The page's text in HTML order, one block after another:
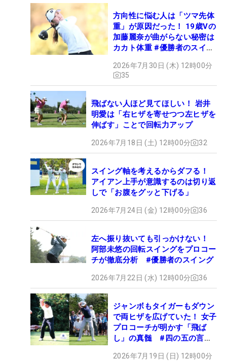
方向性に悩む人は「ツマ先体
重」が原因だった！ 19歳Vの
加藤麗奈が曲がらない秘密は
カカト体重 #優勝者のスイン
2026年7月30日 (木) 12時00分
35
飛ばない人ほど見てほしい！ 岩井
明愛は「右ヒザを寄せつつ左ヒザを
伸ばす」ことで回転力アップ
2026年7月18日 (土) 12時00分 32
スイング軸を考えるからダフる！
アイアン上手が意識するのは切り返
しで「お腹をグッと下げる」
2026年7月24日 (金) 12時00分 36
左へ振り抜いても引っかけない！
阿部未悠の回転スイングをプロコー
チが徹底分析 #優勝者のスイング
2026年7月22日 (水) 12時00分 36
ジャンボもタイガーもダウン
で両ヒザを広げていた！ 女子
プロコーチが明かす「飛ば
し」の真髄 #四の五の言わ
2026年7月19日 (日) 12時00分